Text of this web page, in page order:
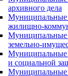
архивного дела
Муниципальные
жилищно-
Муниципальные
земельно-
Муниципальные
и социальной
Муниципальные